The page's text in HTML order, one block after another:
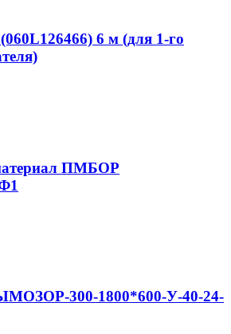
6 м (для 1-го
ПМБОР
300-1800*600-У-40-24-